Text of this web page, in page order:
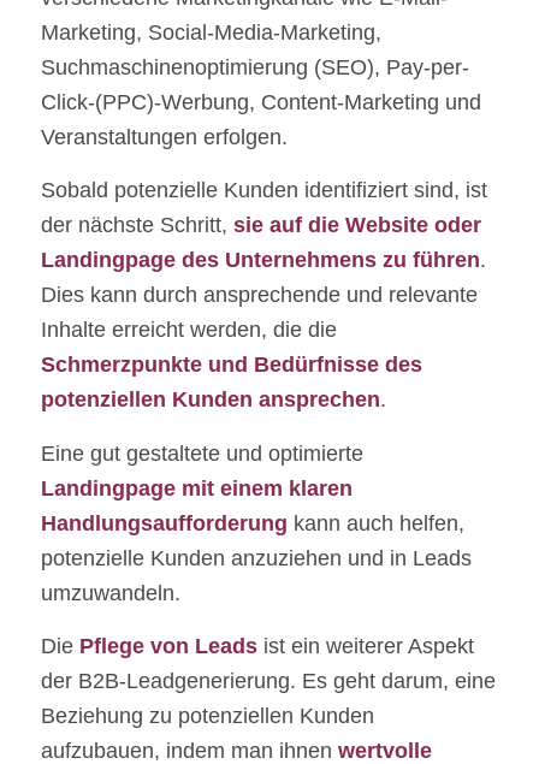
Marketing, Social-Media-Marketing,
Suchmaschinenoptimierung (SEO), Pay-per-
Click-(PPC)-Werbung, Content-Marketing und
Veranstaltungen erfolgen.
Sobald potenzielle Kunden identifiziert sind, ist
der nächste Schritt, sie auf die Website oder
Landingpage des Unternehmens zu führen.
Dies kann durch ansprechende und relevante
Inhalte erreicht werden, die die
Schmerzpunkte und Bedürfnisse des
potenziellen Kunden ansprechen.
Eine gut gestaltete und optimierte
Landingpage mit einem klaren
Handlungsaufforderung kann auch helfen,
potenzielle Kunden anzuziehen und in Leads
umzuwandeln.
Die Pflege von Leadsist ein weiterer Aspekt
der B2B-Leadgenerierung. Es geht darum, eine
Beziehung zu potenziellen Kunden
aufzubauen, indem man ihnen wertvolle